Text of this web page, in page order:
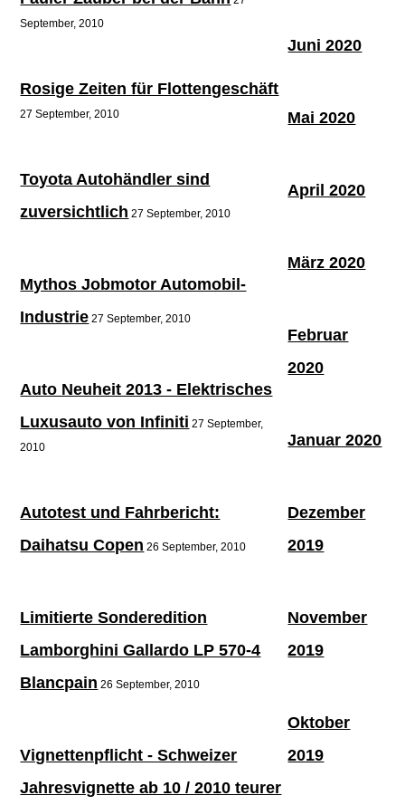
September, 2010
Rosige Zeiten für Flottengeschäft
27 September, 2010
Toyota Autohändler sind
zuversichtlich 27 September, 2010
Mythos Jobmotor Automobil-
Industrie 27 September, 2010
Auto Neuheit 2013 - Elektrisches
Luxusauto von Infiniti 27 September,
2010
Autotest und Fahrbericht:
Daihatsu Copen 26 September, 2010
Limitierte Sonderedition
Lamborghini Gallardo LP 570-4
Blancpain 26 September, 2010
Vignettenpflicht - Schweizer
Jahresvignette ab 10 / 2010 teurer
Juni 2020
Mai 2020
April 2020
März 2020
Februar
2020
Januar 2020
Dezember
2019
November
2019
Oktober
2019